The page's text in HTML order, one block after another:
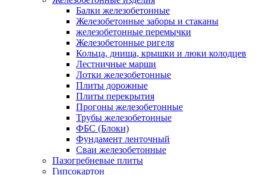
Балки железобетонные
Железобетонные заборы и стаканы
железобетонные перемычки
Железобетонные ригеля
Кольца, днища, крышки и люки колодцев
Лестничные марши
Лотки железобетонные
Плиты дорожные
Плиты перекрытия
Прогоны железобетонные
Трубы железобетонные
ФБС (Блоки)
Фундамент ленточный
Сваи железобетонные
Пазогребневые плиты
Гипсокартон